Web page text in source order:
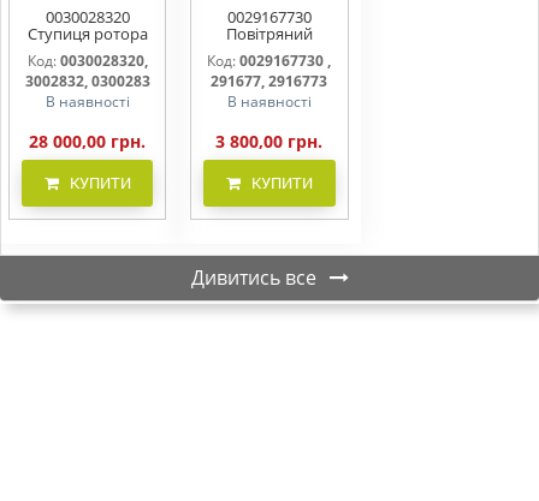
0030028320
Ступиця ротора
CLAAS
Код:0030028320,
3002832, 0300283
В наявності
28 000,00 грн.
КУПИТИ
0029167730
Повітряний
фільтр бака
(фільтр AdBlue)
Код: 0029167730 ,
291677, 2916773
В наявності
3 800,00 грн.
КУПИТИ
Дивитись все